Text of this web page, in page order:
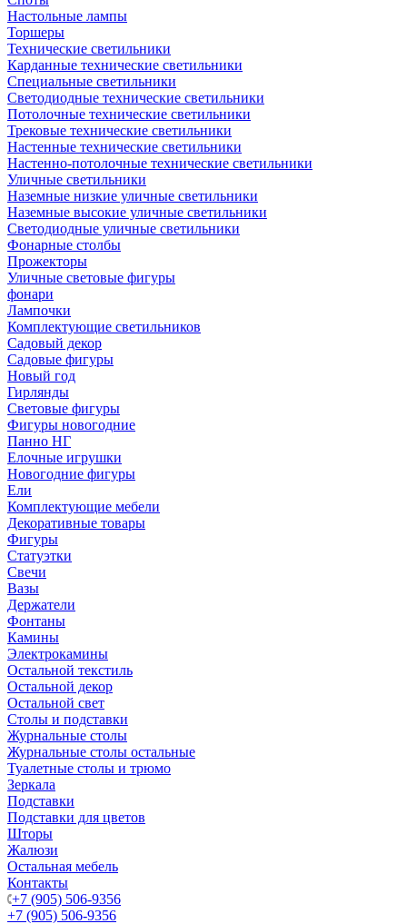
Настольные лампы
Торшеры
Технические светильники
Карданные технические светильники
Специальные светильники
Светодиодные технические светильники
Потолочные технические светильники
Трековые технические светильники
Настенные технические светильники
Настенно-потолочные технические светильники
Уличные светильники
Наземные низкие уличные светильники
Наземные высокие уличные светильники
Светодиодные уличные светильники
Фонарные столбы
Прожекторы
Уличные световые фигуры
фонари
Лампочки
Комплектующие светильников
Садовый декор
Садовые фигуры
Новый год
Гирлянды
Световые фигуры
Фигуры новогодние
Панно НГ
Елочные игрушки
Новогодние фигуры
Ели
Комплектующие мебели
Декоративные товары
Фигуры
Статуэтки
Свечи
Вазы
Держатели
Фонтаны
Камины
Электрокамины
Остальной текстиль
Остальной декор
Остальной свет
Столы и подставки
Журнальные столы
Журнальные столы остальные
Туалетные столы и трюмо
Зеркала
Подставки
Подставки для цветов
Шторы
Жалюзи
Остальная мебель
Контакты
+7 (905) 506-9356
+7 (905) 506-9356